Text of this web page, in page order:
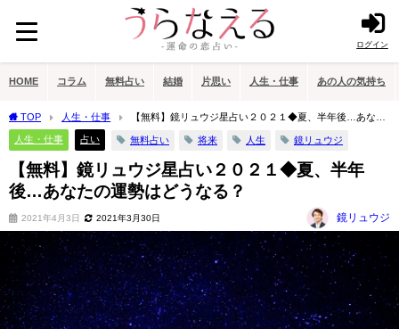
ログイン
HOME コラム 無料占い 結婚 片思い 人生・仕事 あの人の気持ち
TOP 人生・仕事
【無料】鏡リュウジ星占い２０２１◆夏、半年後…あなた
の運勢はどうなる？
人生・仕事 占い 無料占い 将来 人生 鏡リュウジ
【無料】鏡リュウジ星占い２０２１◆夏、半年
後…あなたの運勢はどうなる？
2021年4月3日 2021年3月30日 鏡リュウジ